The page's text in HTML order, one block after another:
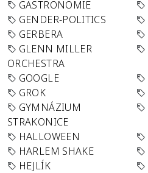
GASTRONOMIE
GENDER-POLITICS
GERBERA
GLENN MILLER
ORCHESTRA
GOOGLE
GROK
GYMNÁZIUM
STRAKONICE
HALLOWEEN
HARLEM SHAKE
HEJLÍK